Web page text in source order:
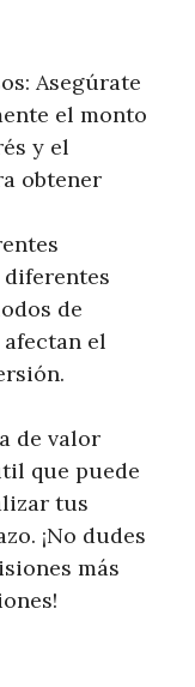
Asegúrate
el monto
y el
obtener
diferentes
de
el
de valor
que puede
tus
¡No dudes
más